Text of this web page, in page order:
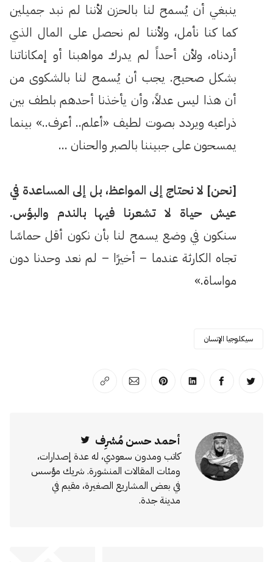
ينبغي أن يُسمح لنا بالحزن لأننا لم نبد جميلين
كما كنا نأمل، ولأننا لم نحصل على المال الذي
أردناه، ولأن أحداً لم يدرك مواهبنا أو إمكاناتنا
بشكل صحيح. يجب أن يُسمح لنا بالشكوى من
أن هذا ليس عدلاً، وأن يأخذنا أحدهم بلطف بين
ذراعيه ويردد بصوت لطيف «أعلم.. أعرف..» بينما
يمسحون على جبيننا بالصبر والحنان …
[نحن] لا نحتاج إلى المواعظ، بل إلى المساعدة في
عيش حياة لا تشعرنا فيها بالندم والبؤس.
سنكون في وضع يسمح لنا بأن نكون أقل حماسًا
تجاه الكارثة عندما – أخيرًا – لم نعد وحدنا دون
مواساة.»
سيكلوجيا الإنسان
انشر على تويترانشر على الفيسبوك
انشر على لينكد إن
انشر على بينترست
انشر على الإيميل
انسخ الرابط
أحمد حسن مُشرِف
كاتب ومدون سعودي، له عدة إصدارات،
ومئات المقالات المنشورة. شريك مؤسس
في بعض المشاريع الصغيرة، مقيم في
مدينة جدة.